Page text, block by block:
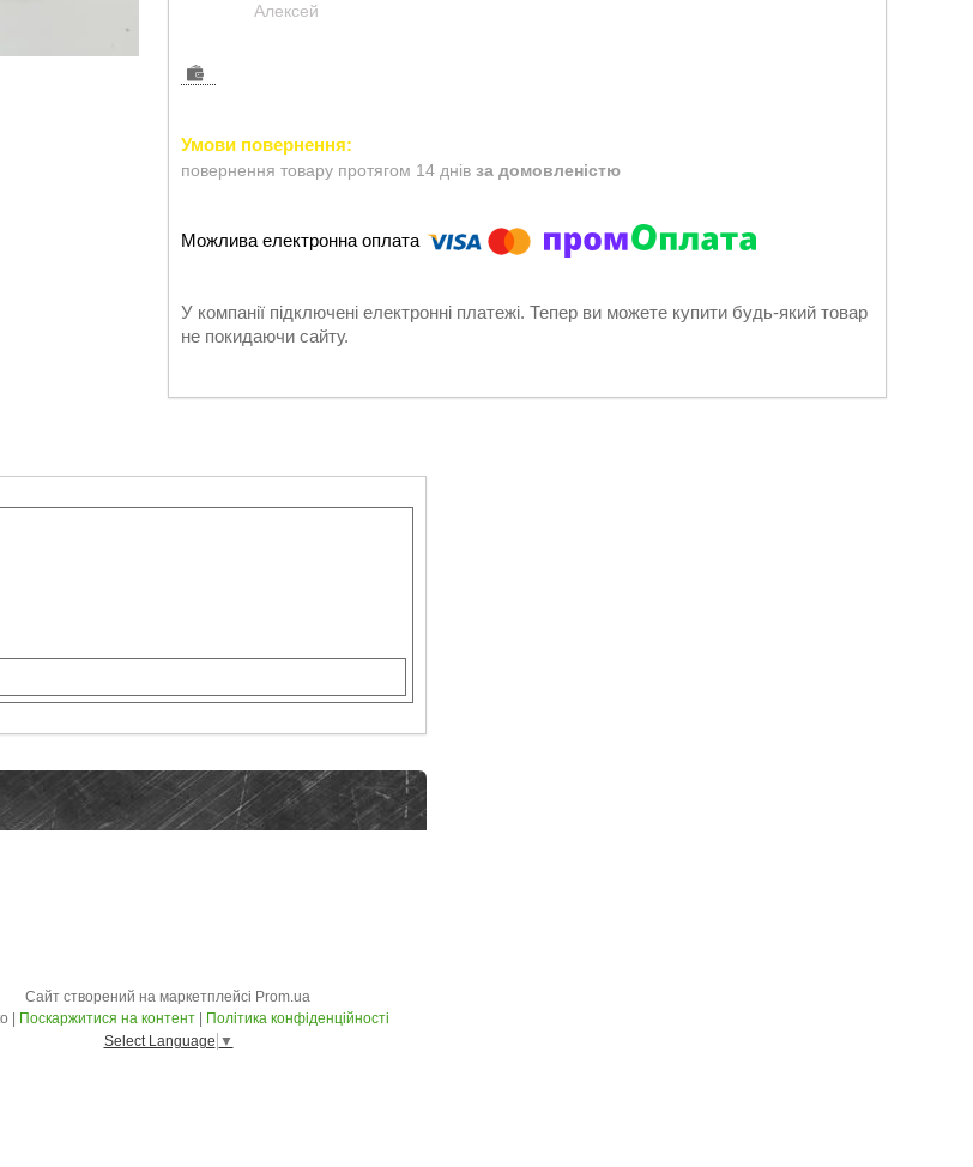
Aлексей
повернення товару протягом 14 днів за домовленістю
У компанії підключені електронні платежі. Тепер ви можете купити будь-який товар
не покидаючи сайту.
Сайт створений на маркетплейсі Prom.ua
Поскаржитися на контент
Політика конфіденційності
Select Language ▼